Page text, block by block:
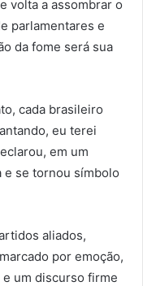
volta a assombrar o
parlamentares e
da fome será sua
cada brasileiro
eu terei
em um
e se tornou símbolo
aliados,
por emoção,
um discurso firme